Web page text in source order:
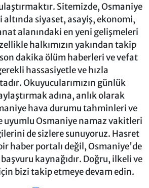
Sitemizde, Osmaniye
siyaset, asayiş, ekonomi,
alanındaki en yeni gelişmeleri
halkımızın yakından takip
dakika ölüm haberleri ve vefat
hassasiyetle ve hızla
Okuyucularımızın günlük
adına, anlık olarak
hava durumu tahminleri ve
uyumlu Osmaniye namaz vakitleri
de sizlere sunuyoruz. Hasret
haber portalı değil, Osmaniye'de
kaynağıdır. Doğru, ilkeli ve
bizi takip etmeye devam edin.